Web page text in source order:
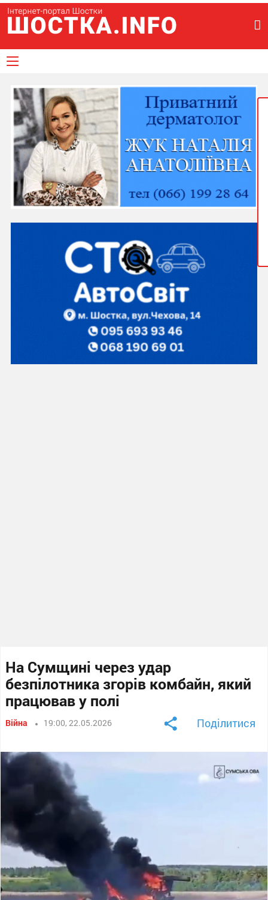
На Сумщині через удар
безпілотника згорів комбайн, який
працював у полі
Війна 19:00, 22.05.2026 Поділитися